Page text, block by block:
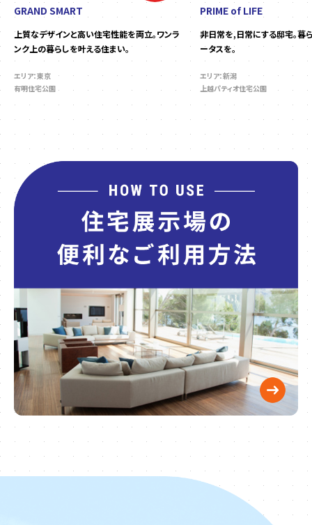
GRAND SMART
上質なデザインと高い住宅性能を両立。ワンラ
ンク上の暮らしを叶える住まい。
エリア：東京
有明住宅公園
PRIME of LIFE
非日常を,日常にする邸宅。暮
ータスを。
エリア：新潟
上越パティオ住宅公園